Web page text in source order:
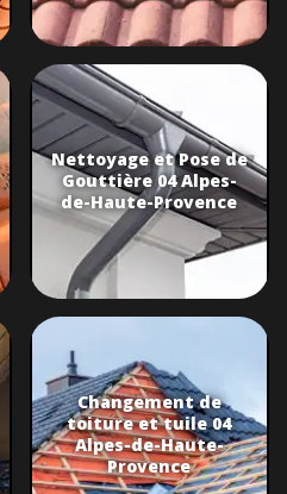
Nettoyage et Pose de
Gouttière 04 Alpes-
de-Haute-Provence
Changement de
toiture et tuile 04
Alpes-de-Haute-
Provence